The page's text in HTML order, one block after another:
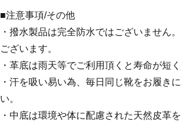
■注意事項/その他
・撥水製品は完全防水ではございません
ございます。
・革底は雨天等でご利用頂くと寿命が短
・汗を吸い易い為、毎日同じ靴をお履き
い。
・中底は環境や体に配慮された天然皮革